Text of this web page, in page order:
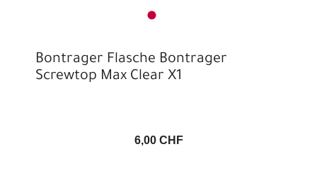
Bontrager Flasche Bontrager
Screwtop Max Clear X1
6,00 CHF